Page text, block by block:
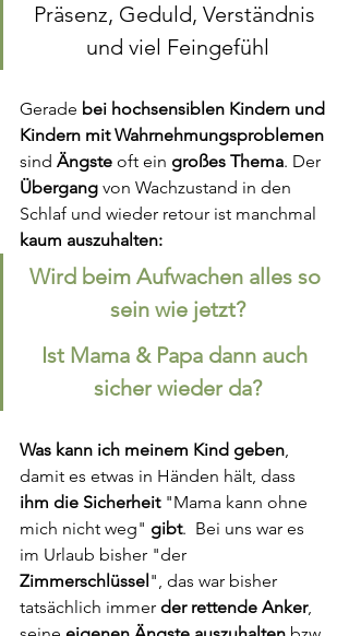
Präsenz, Geduld, Verständnis
und viel Feingefühl
Gerade bei hochsensiblen Kindern und
Kindern mit Wahrnehmungsproblemen
sind Ängste oft ein großes Thema. Der
Übergang von Wachzustand in den
Schlaf und wieder retour ist manchmal
kaum auszuhalten:
Wird beim Aufwachen alles so
sein wie jetzt?
Ist Mama & Papa dann auch
sicher wieder da?
Was kann ich meinem Kind geben,
damit es etwas in Händen hält, dass
ihm die Sicherheit "Mama kann ohne
mich nicht weg" gibt.  Bei uns war es
im Urlaub bisher "der
Zimmerschlüssel ", das war bisher
tatsächlich immer der rettende Anker,